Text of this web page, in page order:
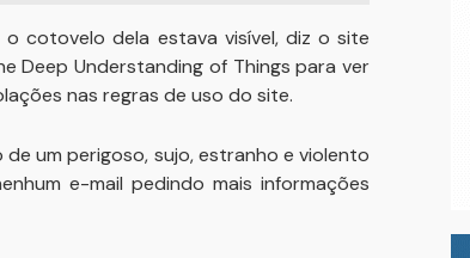
cotovelo dela estava visível, diz o site
Deep Understanding of Things para ver
nas regras de uso do site.
um perigoso, sujo, estranho e violento
e-mail pedindo mais informações